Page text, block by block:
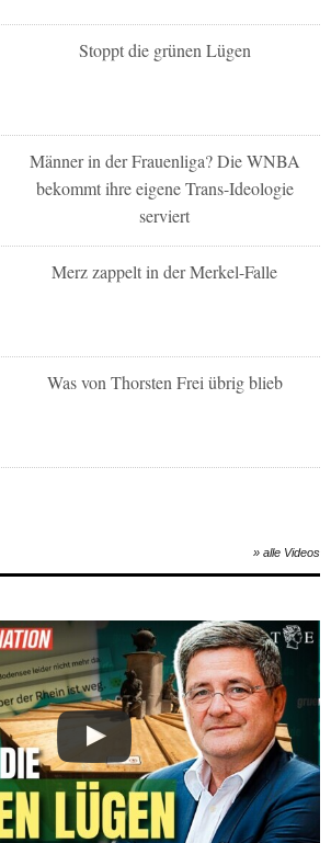
Stoppt die grünen Lügen
Männer in der Frauenliga? Die WNBA
bekommt ihre eigene Trans-Ideologie
serviert
Merz zappelt in der Merkel-Falle
Was von Thorsten Frei übrig blieb
» alle Videos